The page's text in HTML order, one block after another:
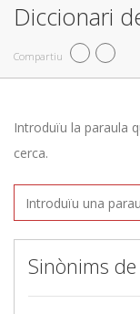
Diccionari
Compartiu
Introduïu la paraula
cerca.
Sinònims